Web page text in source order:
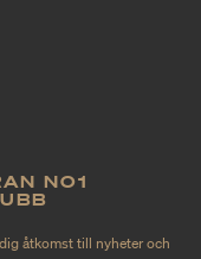
NO1
åtkomst till nyheter och